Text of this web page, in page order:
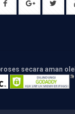
secara aman